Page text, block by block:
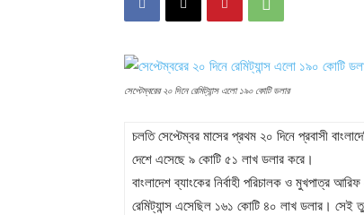
সেপ্টেম্বরের ২০ দিনে রেমিট্যান্স এলো ১৯০ কোটি ডলার
চলতি সেপ্টেম্বর মাসের প্রথম ২০ দিনে প্রবাসী
দেশে এসেছে ৯ কোটি ৫১ লাখ ডলার করে।
বাংলাদেশ ব্যাংকের নির্বাহী পরিচালক ও মুখপাত্র
রেমিট্যান্স এসেছিল ১৬১ কোটি ৪০ লাখ ডলার। সেই